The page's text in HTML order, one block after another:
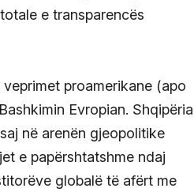
e transparencës
proamerikane (apo
Evropian. Shqipëria
në arenën gjeopolitike
e papërshtatshme ndaj
globalë të afërt me